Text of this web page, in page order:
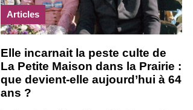
Articles
Elle incarnait la peste culte de
La Petite Maison dans la Prairie :
que devient-elle aujourd’hui à 64
ans ?